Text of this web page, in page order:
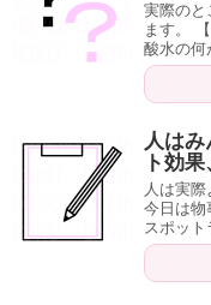
実際のと
ます。
酸水の何
人は
ト効
人は実際
今日は物
スポッ